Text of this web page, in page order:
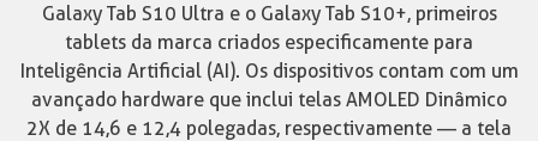
Galaxy Tab S10 Ultra e o Galaxy Tab S10+, primeiros
tablets da marca criados especificamente para
Inteligência Artificial (AI). Os dispositivos contam com um
avançado hardware que inclui telas AMOLED Dinâmico
2X de 14,6 e 12,4 polegadas, respectivamente — a tela